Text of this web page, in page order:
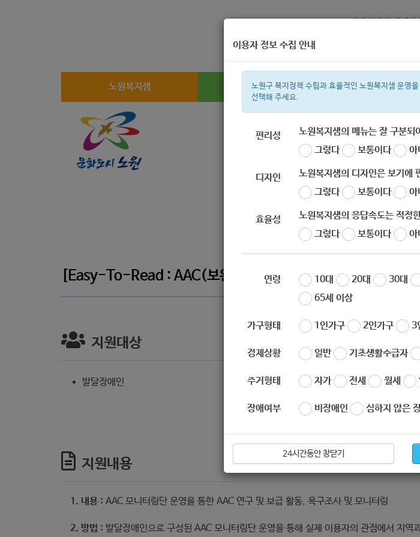
노원복지샘 복지정보 복지서비스
지원금 복지관 이용시설 성민복
이용자 정보 수집 안내
노원구 복지정책 수립과 효율적인 노원복지샘 운영
선택해 주세요.
편리성
노원복지샘의 메뉴는 잘 구분되
그렇다
보통이다 아
디자인
노원복지샘의 디자인은 보기에
그렇다
보통이다 아
효율성
노원복지샘의 응답속도는 적정
그렇다
보통이다 아
연령 10대 20대 30대
65세 이상
가구형태 1인가구 2인가구 3
경제상황 일반 기초생활수급자
주거형태 자가 전세 월세
장애여부 비장애인 심하지 않은
24시간동안 창닫기
[Easy-To-Read : AAC(보완대체의사소통) 환경조성활동]
지원대상
발달장애인
지원내용
1. 내용 : AAC 모니터링단 운영을 통한 AAC 연구 및 보급 활동, 욕구조사 및 모니터링
2. 방법 : 발달장애인으로 구성된 AAC 모니터링단 운영을 통해 실제 이용자의 관점에서 지